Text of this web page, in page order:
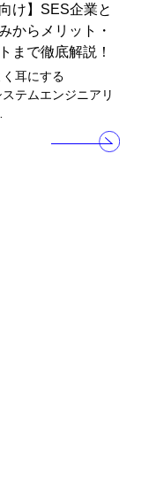
け】SES企業と
からメリット・
まで徹底解説！
耳にする
ステムエンジニアリ